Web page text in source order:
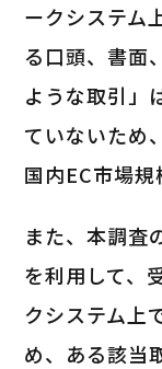
ークシステム
る口頭、書面
ような取引」
ていないため
国内EC市場規
また、本調査
を利用して、
クシステム上
め、ある該当